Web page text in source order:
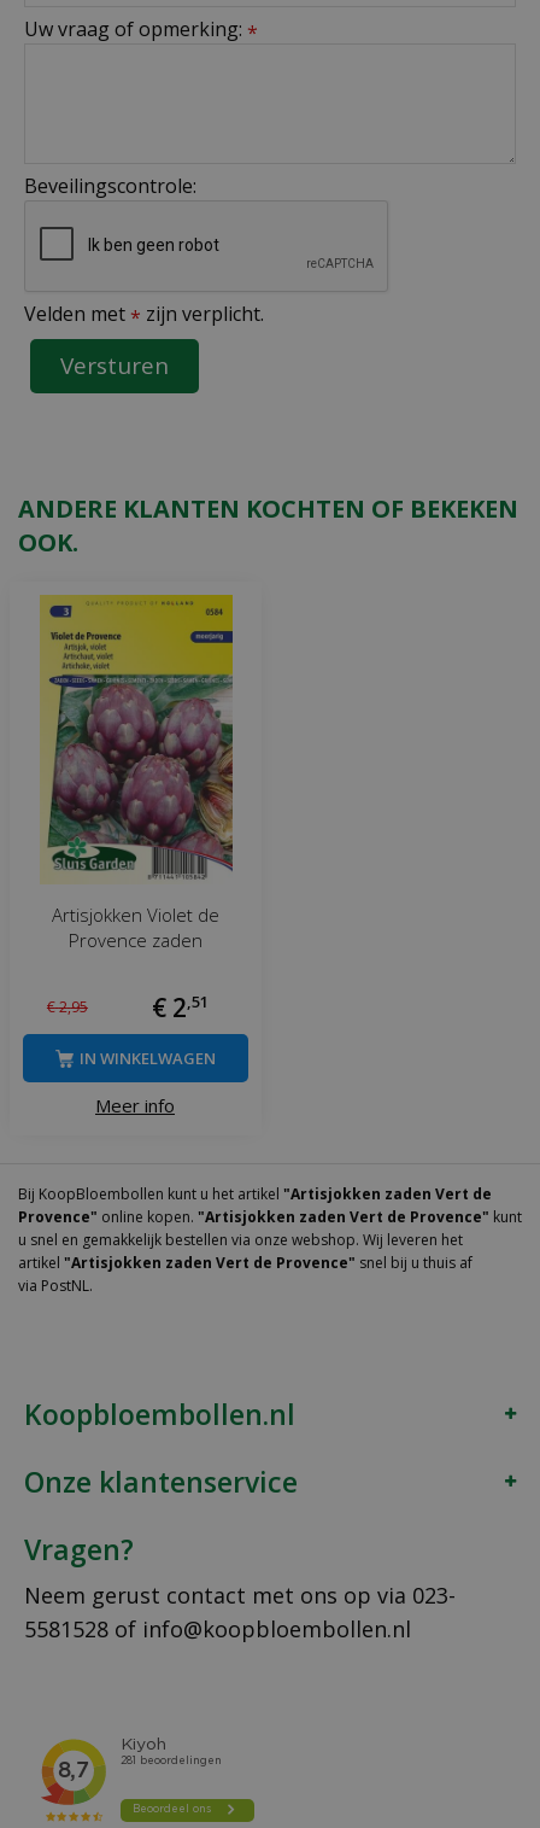
Uw vraag of opmerking: *
Beveilingscontrole:
Velden met * zijn verplicht.
ANDERE KLANTEN KOCHTEN OF BEKEKEN
OOK.
Artisjokken Violet de
Provence zaden
€2,95 € 2,51
Meer info
IN WINKELWAGEN
Bij KoopBloembollen kunt u het artikel "Artisjokken zaden Vert de
Provence" online kopen. "Artisjokken zaden Vert de Provence" kunt
u snel en gemakkelijk bestellen via onze webshop. Wij leveren het
artikel "Artisjokken zaden Vert de Provence" snel bij u thuis af
via PostNL.
Koopbloembollen.nl
Onze klantenservice
Vragen?
Neem gerust contact met ons op via 023-
5581528 of info@koopbloembollen.nl